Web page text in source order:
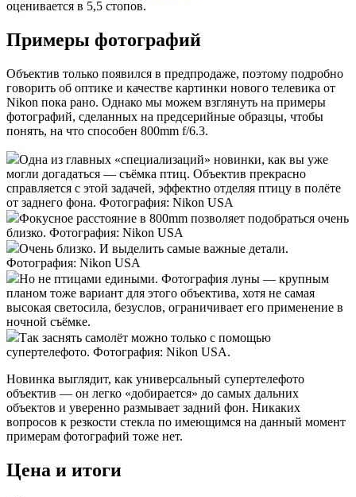
оценивается в 5,5 стопов.
Примеры фотографий
Объектив только появился в предпродаже, поэтому подробно
говорить об оптике и качестве картинки нового телевика от
Nikon пока рано. Однако мы можем взглянуть на примеры
фотографий, сделанных на предсерийные образцы, чтобы
понять, на что способен 800mm f/6.3.
Одна из главных «специализаций» новинки, как вы уже
могли догадаться — съёмка птиц. Объектив прекрасно
справляется с этой задачей, эффектно отделяя птицу в полёте
от заднего фона. Фотография: Nikon USA
Фокусное расстояние в 800mm позволяет подобраться очень
близко. Фотография: Nikon USA
Очень близко. И выделить самые важные детали.
Фотография: Nikon USA
Но не птицами едиными. Фотография луны — крупным
планом тоже вариант для этого объектива, хотя не самая
высокая светосила, безуслов, ограничивает его применение в
ночной съёмке.
Так заснять самолёт можно только с помощью
супертелефото. Фотография: Nikon USA.
Новинка выглядит, как универсальный супертелефото
объектив — он легко «добирается» до самых дальних
объектов и уверенно размывает задний фон. Никаких
вопросов к резкости стекла по имеющимся на данный момент
примерам фотографий тоже нет.
Цена и итоги